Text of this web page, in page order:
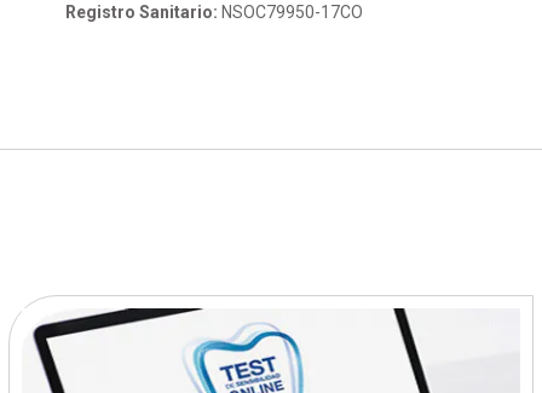
Registro Sanitario: NSOC79950-17CO